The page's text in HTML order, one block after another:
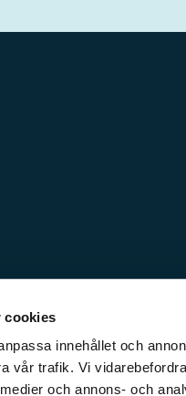
cookies
innehållet och
vår trafik. Vi
och annons- och